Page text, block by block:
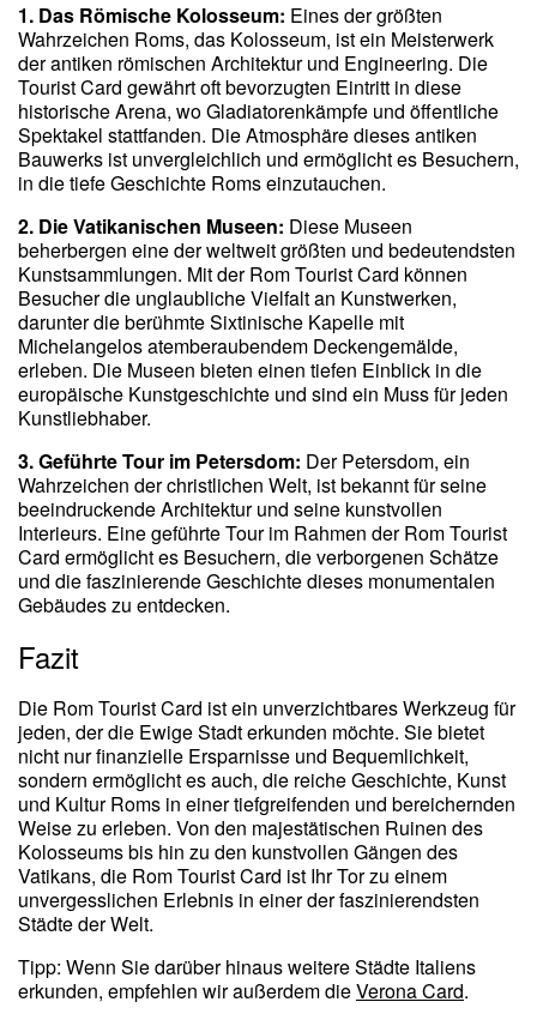
1. Das Römische Kolosseum: Eines der größten
Wahrzeichen Roms, das Kolosseum, ist ein Meisterwerk
der antiken römischen Architektur und Engineering. Die
Tourist Card gewährt oft bevorzugten Eintritt in diese
historische Arena, wo Gladiatorenkämpfe und öffentliche
Spektakel stattfanden. Die Atmosphäre dieses antiken
Bauwerks ist unvergleichlich und ermöglicht es Besuchern,
in die tiefe Geschichte Roms einzutauchen.
2. Die Vatikanischen Museen: Diese Museen
beherbergen eine der weltweit größten und bedeutendsten
Kunstsammlungen. Mit der Rom Tourist Card können
Besucher die unglaubliche Vielfalt an Kunstwerken,
darunter die berühmte Sixtinische Kapelle mit
Michelangelos atemberaubendem Deckengemälde,
erleben. Die Museen bieten einen tiefen Einblick in die
europäische Kunstgeschichte und sind ein Muss für jeden
Kunstliebhaber.
3. Geführte Tour im Petersdom: Der Petersdom, ein
Wahrzeichen der christlichen Welt, ist bekannt für seine
beeindruckende Architektur und seine kunstvollen
Interieurs. Eine geführte Tour im Rahmen der Rom Tourist
Card ermöglicht es Besuchern, die verborgenen Schätze
und die faszinierende Geschichte dieses monumentalen
Gebäudes zu entdecken.
Fazit
Die Rom Tourist Card ist ein unverzichtbares Werkzeug für
jeden, der die Ewige Stadt erkunden möchte. Sie bietet
nicht nur finanzielle Ersparnisse und Bequemlichkeit,
sondern ermöglicht es auch, die reiche Geschichte, Kunst
und Kultur Roms in einer tiefgreifenden und bereichernden
Weise zu erleben. Von den majestätischen Ruinen des
Kolosseums bis hin zu den kunstvollen Gängen des
Vatikans, die Rom Tourist Card ist Ihr Tor zu einem
unvergesslichen Erlebnis in einer der faszinierendsten
Städte der Welt.
Tipp: Wenn Sie darüber hinaus weitere Städte Italiens
erkunden, empfehlen wir außerdem dieVerona Card.